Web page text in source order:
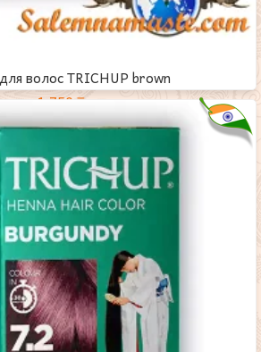
волос TRICHUP brown
1,750₸